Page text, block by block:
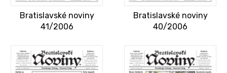
Bratislavské noviny
41/2006
Bratislavské noviny
40/2006